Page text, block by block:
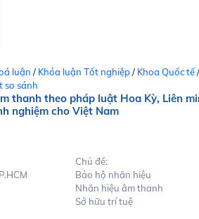
luận / Khóa luận Tốt nghiệp/ Khoa Quốc tế/
so sánh
thanh theo pháp luật Hoa Kỳ, Liên
nghiệm cho Việt Nam
Chủ đề:
Bảo hộ nhãn hiệu
Nhãn hiệu âm thanh
Sở hữu trí tuệ